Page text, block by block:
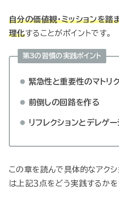
自分の価値観・ミッションを
理化することがポイントです。
第3の習慣の実践ポイント
緊急性と重要性のマトリ
前倒しの回路を作る
リフレクションとデレゲー
この章を読んで具体的なアク
は上記３点をどう実践するかを